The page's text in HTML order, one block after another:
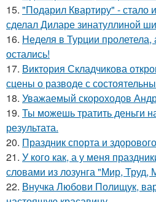
15. "Подарил Квартиру" - стало
сделал Диларе зинатуллиной
16. Неделя в Турции
остались!
17. Виктория Складчикова
сцены о разводе с
18. Уважаемый скороходов
19. Ты можешь тратить деньги
результата.
20. Праздник спорта и
21. У кого как, а у меня
словами из лозунга "Мир, Труд,
22. Внучка Любови Полищук,